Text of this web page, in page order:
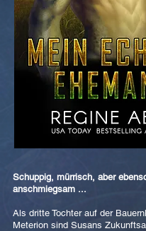
Schuppig, mürrisch, aber
anschmiegsam ...
Als dritte Tochter auf der
Meterion sind Susans